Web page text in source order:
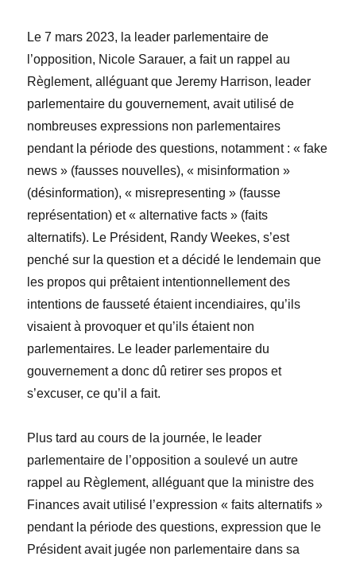
Le 7 mars 2023, la leader parlementaire de
l’opposition, Nicole Sarauer, a fait un rappel au
Règlement, alléguant queJeremy Harrison, leader
parlementaire du gouvernement, avait utilisé de
nombreuses expressions non parlementaires
pendant la période des questions, notamment : « fake
news » (fausses nouvelles), « misinformation »
(désinformation), « misrepresenting » (fausse
représentation) et « alternativefacts » (faits
alternatifs). Le Président, Randy Weekes, s’est
penché sur la question et a décidé le lendemain que
les propos qui prêtaient intentionnellement des
intentions de faussetéétaient incendiaires, qu’ils
visaient à provoquer et qu’ils étaient non
parlementaires. Le leader parlementaire du
gouvernement a donc dû retirer ses propos et
s’excuser, ce qu’il a fait.
Plus tard au cours de la journée, le leader
parlementaire de l’opposition a soulevé un autre
rappel au Règlement, alléguant que la ministre des
Finances avait utilisé l’expression « faits alternatifs »
pendant la période des questions, expression que le
Président avait jugée non parlementaire dans sa